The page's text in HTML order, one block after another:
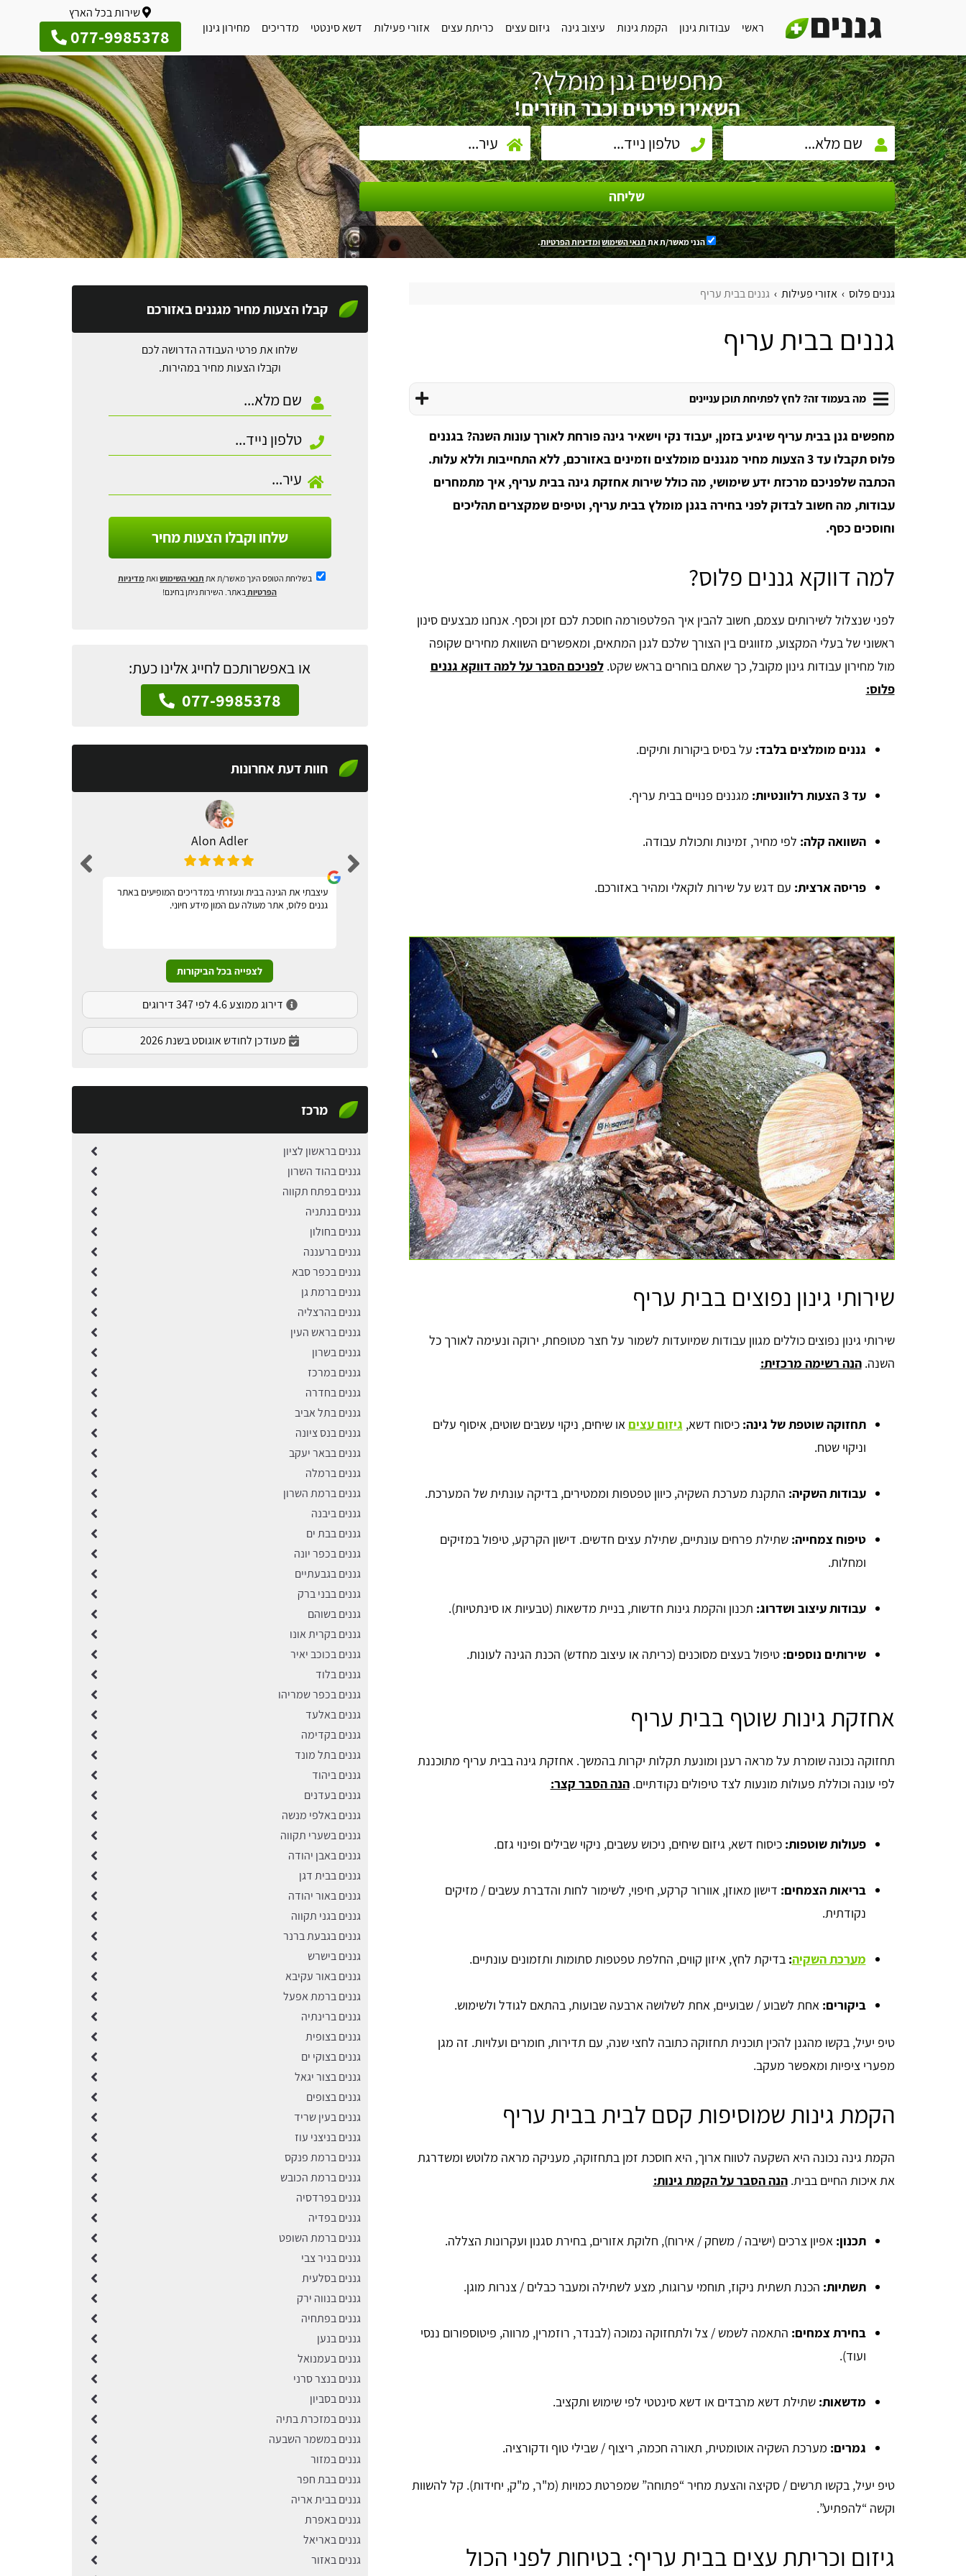
ראשי עבודות גינון הקמת גינות עיצוב גינה גיזום עצים כריתת עצים אזורי פעילות דשא סינטטי מדריכים מחירון גינון
שירות בכל הארץ
077-9985378
מחפשים גנן מומלץ?
השאירו פרטים וכבר חוזרים!
שליחה
הנני מאשר/ת את תנאי השימושומדיניות הפרטיות.
גננים פלוס אזורי פעילות גננים בבית עריף
גננים בבית עריף
מה בעמוד זה? לחץ לפתיחת תוכן עניינים
מחפשים גנן בבית עריף שיגיע בזמן, יעבוד נקי וישאיר גינה פורחת לאורך עונות השנה? בגננים
פלוס תקבלו עד 3 הצעות מחיר מגננים מומלצים וזמינים באזורכם, ללא התחייבות וללא עלות.
הכתבה שלפניכם מרכזת ידע שימושי, מה כולל שירות אחזקת גינה בבית עריף, איך מתמחרים
עבודות, מה חשוב לבדוק לפני בחירה בגנן מומלץ בבית עריף, וטיפים שמקצרים תהליכים
וחוסכים כסף.
למה דווקא גננים פלוס?
לפני שנצלול לשירותים עצמם, חשוב להבין איך הפלטפורמה חוסכת לכם זמן וכסף. אנחנו מבצעים סינון
ראשוני של בעלי המקצוע, מזווגים בין הצורך שלכם לגנן המתאים, ומאפשרים השוואת מחירים שקופה
מול מחירון עבודות גינון מקובל, כך שאתם בוחרים בראש שקט.לפניכם הסבר על למה דווקא גננים
פלוס:
גננים מומלצים בלבד: על בסיס ביקורות ותיקים.
עד 3 הצעות רלוונטיות : מגננים פנויים בבית עריף.
השוואה קלה: לפי מחיר, זמינות ותכולת עבודה.
פריסה ארצית: עם דגש על שירות לוקאלי ומהיר באזורכם.
שירותי גינון נפוצים בבית עריף
שירותי גינון נפוצים כוללים מגוון עבודות שמיועדות לשמור על חצר מטופחת, ירוקה ונעימה לאורך כל
השנה.הנה רשימה מרכזית:
תחזוקה שוטפת של גינה: כיסוח דשא, גיזום עצים או שיחים, ניקוי עשבים שוטים, איסוף עלים
וניקוי שטח.
עבודות השקיה: התקנת מערכת השקיה, כיוון טפטפות וממטירים, בדיקה עונתית של המערכת.
טיפוח צמחייה: שתילת פרחים עונתיים, שתילת עצים חדשים. דישון הקרקע, טיפול במזיקים
ומחלות.
עבודות עיצוב ושדרוג: תכנון והקמת גינות חדשות, בניית מדשאות (טבעיות או סינתטיות).
שירותים נוספים: טיפול בעצים מסוכנים (כריתה או עיצוב מחדש) הכנת הגינה לעונות.
אחזקת גינות שוטף בבית עריף
תחזוקה נכונה שומרת על מראה רענן ומונעת תקלות יקרות בהמשך. אחזקת גינה בבית עריף מתוכננת
לפי עונה וכוללת פעולות מונעות לצד טיפולים נקודתיים.הנה הסבר קצר:
פעולות שוטפות: כיסוח דשא, גיזום שיחים, ניכוש עשבים, ניקוי שבילים ופינוי גזם.
בריאות הצמחים: דישון מאוזן, אוורור קרקע, חיפוי, לשימור לחות והדברת עשבים / מזיקים
נקודתית.
מערכת השקיה: בדיקת לחץ, איזון קווים, החלפת טפטפות סתומות ותזמונים עונתיים.
ביקורים: אחת לשבוע / שבועיים, אחת לשלושה ארבעה שבועות, בהתאם לגודל ולשימוש.
טיפ יעיל, בקשו מהגנן להכין תוכנית תחזוקה כתובה לחצי שנה, עם תדירות, חומרים ועלויות. זה מגן
מפערי ציפיות ומאפשר מעקב.
הקמת גינות שמוסיפות קסם לבית בבית עריף
הקמת גינה נכונה היא השקעה לטווח ארוך, היא חוסכת זמן בתחזוקה, מעניקה מראה מלוטש ומשדרגת
את איכות החיים בבית.הנה הסבר על הקמת גינות:
תכנון:אפיון צרכים (ישיבה / משחק / אירוח), חלוקת אזורים, בחירת סגנון ועקרונות הצללה.
תשתיות: הכנת תשתית ניקוז, תוחמי ערוגות, מצע לשתילה ומעבר כבלים / צנרות מוגן.
בחירת צמחים: התאמה לשמש / צל ולתחזוקה נמוכה (לבנדר, רוזמרין, מרווה, פיטוספורום ננסי
ועוד).
מדשאות: שתילת דשא מרבדים או דשא סינטטי לפי שימוש ותקציב.
גמרים: מערכת השקיה אוטומטית, תאורה חכמה, ריצוף / שבילי טוף ודקורציה.
טיפ יעיל, בקשו תרשים / סקיצה והצעת מחיר “פתוחה” שמפרטת כמויות (מ"ר, מ"ק, יחידות). קל להשוות
וקשה “להפתיע”.
גיזום וכריתת עצים בבית עריף: בטיחות לפני הכול
קבלו הצעות מחיר מגננים באזורכם
שלחו את פרטי העבודה הדרושה לכם
וקבלו הצעות מחיר במהירות.
שלחו וקבלו הצעות מחיר
בשליחת הטופס הינך מאשר/ת את תנאי השימושואת מדיניות
הפרטיות באתר. השירות ניתן בחינם!
או באפשרותכם לחייג אלינו כעת:
077-9985378
חוות דעת אחרונות
Alon Adler
עיצבתי את הגינה בבית ונעזרתי במדריכים המופיעים באתר
גננים פלוס, אתר מעולה עם המון מידע חיוני.
מצאתי דרך האתר גנן להקמה של גינה חדשה, שירות
anna lipaz
ממש כמו שכתוב. מקבלים כמה הצעות ומשווים מחירים!
לצפייה בכל הביקורות
דירוג ממוצע 4.6 לפי 347 דירוגים
מעודכן לחודש אוגוסט בשנת 2026
מרכז
גננים בראשון לציון
גננים בהוד השרון
גננים בפתח תקווה
גננים בנתניה
גננים בחולון
גננים ברעננה
גננים בכפר סבא
גננים ברמת גן
גננים בהרצליה
גננים בראש העין
גננים בשרון
גננים במרכז
גננים בחדרה
גננים בתל אביב
גננים בנס ציונה
גננים בבאר יעקב
גננים ברמלה
גננים ברמת השרון
גננים ביבנה
גננים בבת ים
גננים בכפר יונה
גננים בגבעתיים
גננים בבני ברק
גננים בשוהם
גננים בקרית אונו
גננים בכוכב יאיר
גננים בלוד
גננים בכפר שמריהו
גננים באלעד
גננים בקדימה
גננים בתל מונד
גננים ביהוד
גננים בעדנים
גננים באלפי מנשה
גננים בשערי תקווה
גננים באבן יהודה
גננים בבית דגן
גננים באור יהודה
גננים בגני תקווה
גננים בגבעת ברנר
גננים בישרש
גננים באור עקיבא
גננים ברמת אפעל
גננים ברינתיה
גננים בצופית
גננים בצוקי ים
גננים בצור יגאל
גננים בצופים
גננים בעין שריד
גננים בניצני עוז
גננים ברמת פנקס
גננים ברמת הכובש
גננים בפרדסיה
גננים בפדיה
גננים ברמת השופט
גננים בניר צבי
גננים בסלעית
גננים בנווה ירק
גננים בפתחיה
גננים בנען
גננים בעמנואל
גננים בנצר סרני
גננים בסביון
גננים במזכרת בתיה
גננים במשמר השבעה
גננים במזור
גננים בבת חפר
גננים בבית אריה
גננים באפרת
גננים באריאל
גננים באזור